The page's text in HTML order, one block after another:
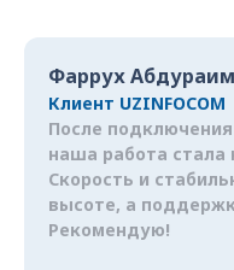
Фаррух
Клиент UZINFOCOM
После
наша работа стала
Скорость и
высоте, а
Рекомендую!